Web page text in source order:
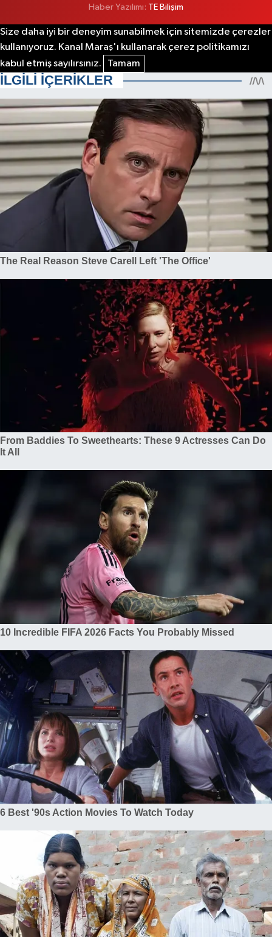
Haber Yazılımı: TE Bilişim
Size daha iyi bir deneyim sunabilmek için sitemizde çerezler
kullanıyoruz. Kanal Maraş'ı kullanarak çerez politikamızı
kabul etmiş sayılırsınız.
Tamam